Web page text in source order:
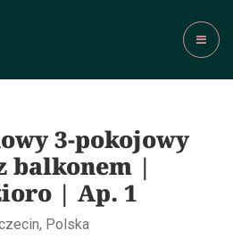
3-pokojowy
balkonem |
| Ap. 1
Polska